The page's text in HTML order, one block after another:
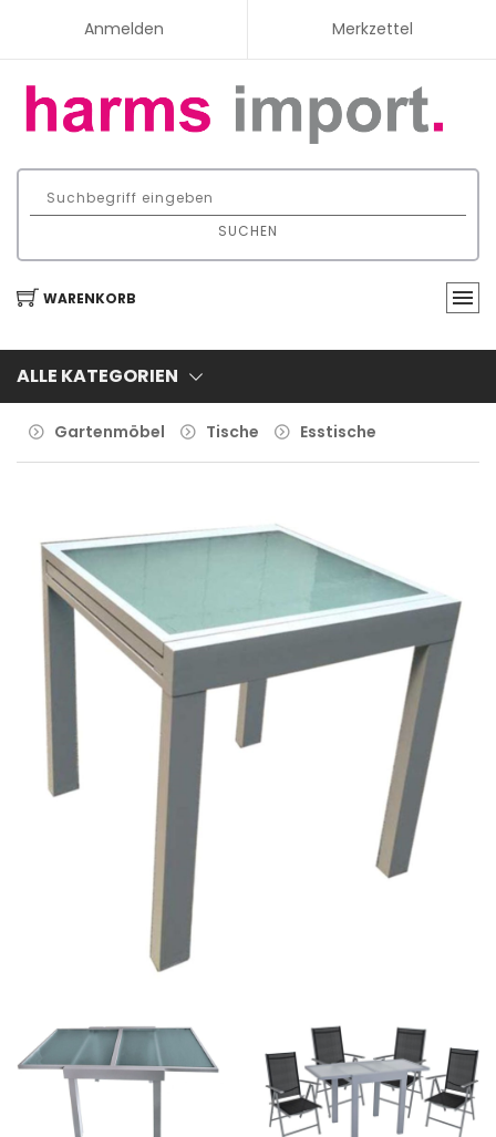
Anmelden Merkzettel
SUCHEN
WARENKORB
ALLE KATEGORIEN
Gartenmöbel Tische Esstische